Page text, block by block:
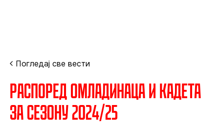
Погледај све вести
Распоред омладинаца и кадета
за сезону 2024/25